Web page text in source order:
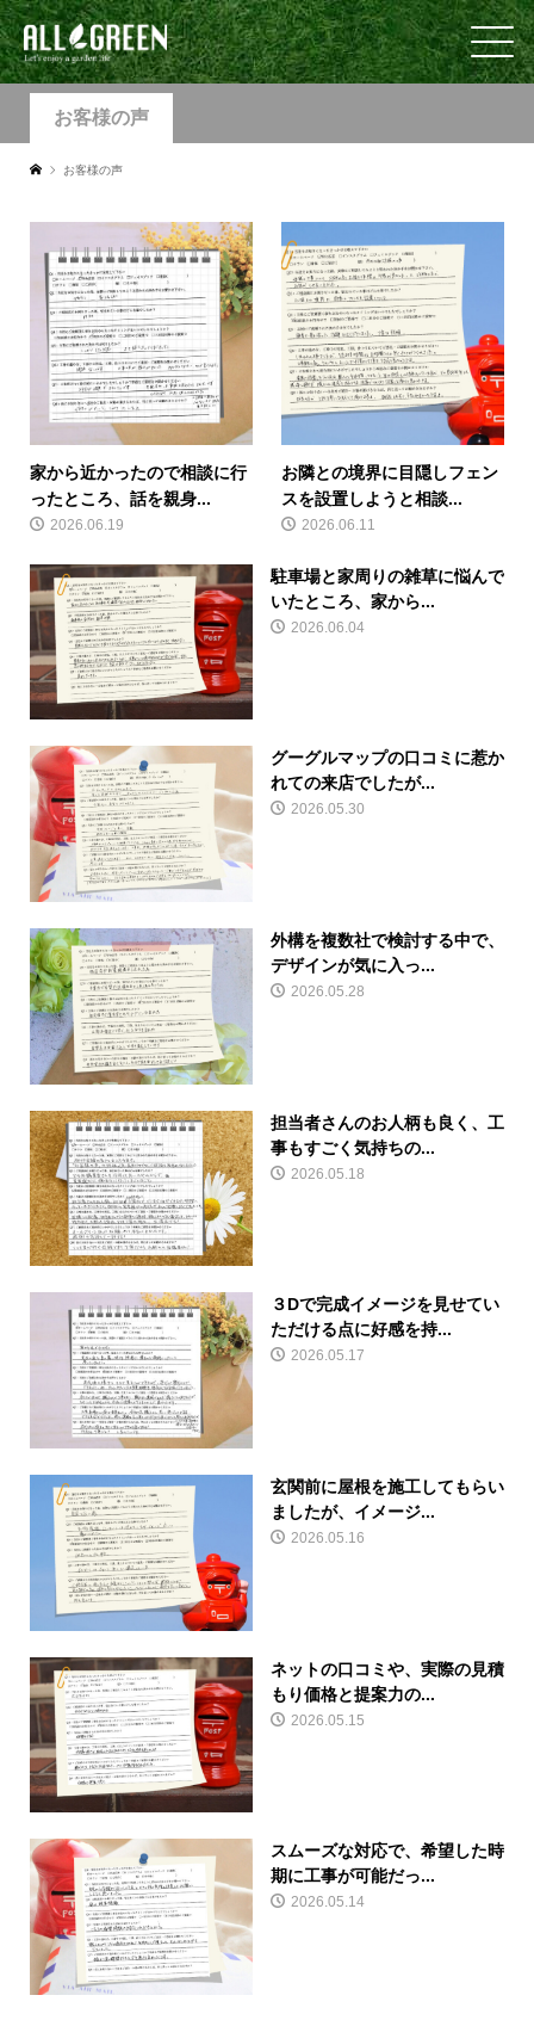
お客様の声
お客様の声
家から近かったので相談に行
ったところ、話を親身...
2026.06.19
お隣との境界に目隠しフェン
スを設置しようと相談...
2026.06.11
駐車場と家周りの雑草に悩んで
いたところ、家から...
2026.06.04
グーグルマップの口コミに惹か
れての来店でしたが...
2026.05.30
外構を複数社で検討する中で、
デザインが気に入っ...
2026.05.28
担当者さんのお人柄も良く、工
事もすごく気持ちの...
2026.05.18
３Dで完成イメージを見せてい
ただける点に好感を持...
2026.05.17
玄関前に屋根を施工してもらい
ましたが、イメージ...
2026.05.16
ネットの口コミや、実際の見積
もり価格と提案力の...
2026.05.15
スムーズな対応で、希望した時
期に工事が可能だっ...
2026.05.14